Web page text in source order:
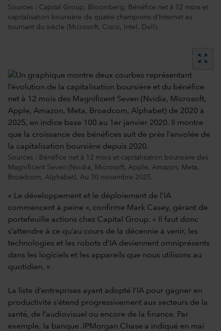
Sources : Capital Group, Bloomberg. Bénéfice net à 12 mois et
capitalisation boursière de quatre champions d’Internet au
tournant du siècle (Microsoft, Cisco, Intel, Dell).
zoom_out_map
Sources : Bénéfice net à 12 mois et capitalisation boursière des
Magnificent Seven (Nvidia, Microsoft, Apple, Amazon, Meta,
Broadcom, Alphabet). Au 30 novembre 2025.
« Le développement et le déploiement de l’IA
commencent à peine », confirme Mark Casey, gérant de
portefeuille actions chez Capital Group. « Il faut donc
s’attendre à ce qu’au cours de la décennie à venir, les
technologies et les robots d’IA deviennent omniprésents
dans les logiciels et les appareils que nous utilisons au
quotidien. »
La liste d’entreprises ayant adopté l’IA pour gagner en
productivité s’étend progressivement aux secteurs de la
santé, de l’audiovisuel ou encore de la finance. Par
exemple, la banque JPMorgan Chase a indiqué en mai